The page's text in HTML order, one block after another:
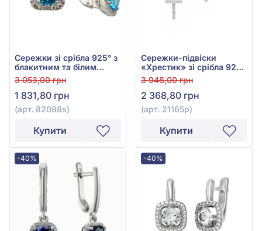
Сережки зі срібла 925° з
блакитним та білим
фіанітом/куб.цирконієм,
арт. 82088s
3 053,00 грн
1 831,80 грн
(арт. 82088s)
Купити
Сережки-підвіски
«Хрестик» зі срібла 925°
з фіанітами/
куб.цирконієм, арт.
21165р
3 948,00 грн
2 368,80 грн
(арт. 21165р)
Купити
-40% -40%